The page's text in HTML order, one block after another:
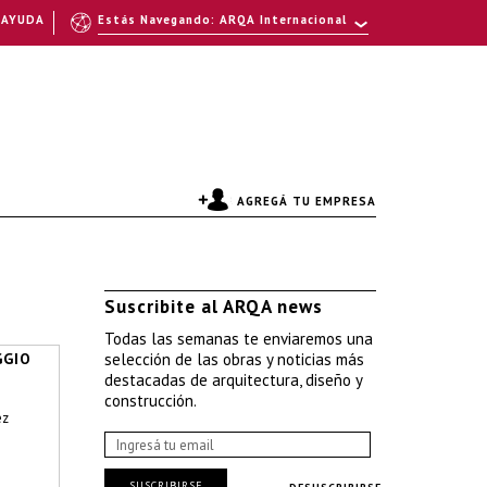
AGREGÁ TU EMPRESA
Suscribite al ARQA news
Todas las semanas te enviaremos una
selección de las obras y noticias más
destacadas de arquitectura, diseño y
construcción.
Estás Navegando: ARQA Internacional
AYUDA